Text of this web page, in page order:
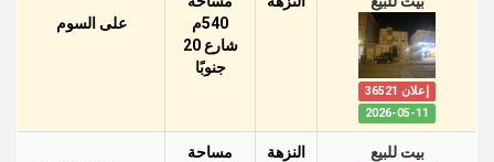
إعلان 36521
2026-05-11
540م
شارع 20
جنوبًا
على السوم
بيت للبيع
النزهة
مساحة